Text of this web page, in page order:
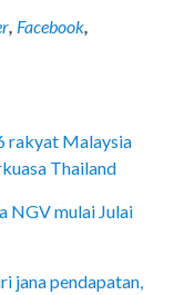
Facebook
rakyat Malaysia
Thailand
NGV mulai Julai
jana pendapatan,